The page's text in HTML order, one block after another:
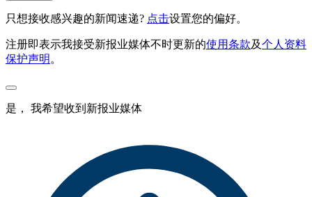
只想接收感兴趣的新闻速递? 点击设置您的偏好。
注册即表示我接受新报业媒体不时更新的使用条款及个人资料
保护声明 。
是， 我希望收到新报业媒体